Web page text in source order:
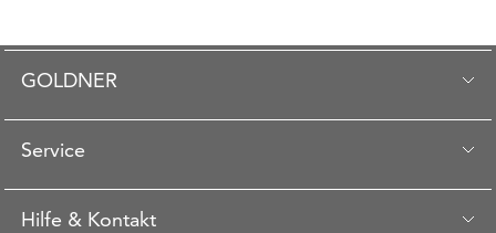
GOLDNER
Service
Hilfe & Kontakt